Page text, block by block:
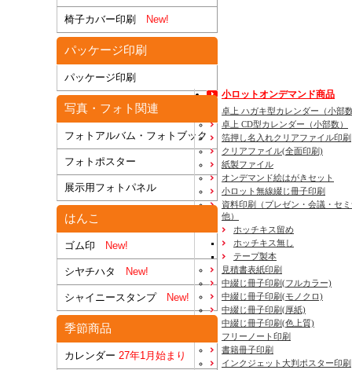
椅子カバー印刷 New!
パッケージ印刷
パッケージ印刷
写真・フォト関連
フォトアルバム・フォトブック
フォトポスター
展示用フォトパネル
はんこ
ゴム印 New!
シヤチハタ New!
シャイニースタンプNew!
季節商品
カレンダー 27年1月始まり
小ロットオンデマンド商品
卓上 ハガキ型カレンダー（小部
卓上 CD型カレンダー（小部数）
箔押し名入れクリアファイル印刷
クリアファイル(全面印刷)
紙製ファイル
オンデマンド絵はがきセット
小ロット無線綴じ冊子印刷
資料印刷
（プレゼン・会議・セ
他）
ホッチキス留め
ホッチキス無し
テープ製本
見積書表紙印刷
中綴じ冊子印刷(フルカラー)
中綴じ冊子印刷(モノクロ)
中綴じ冊子印刷(厚紙)
中綴じ冊子印刷(色上質)
フリーノート印刷
書籍冊子印刷
インクジェット大判ポスター印刷